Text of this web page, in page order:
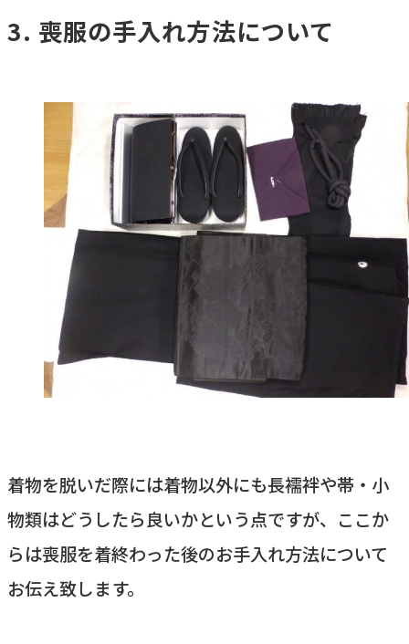
喪服の手入れ方法について
着物を脱いだ際には着物以外にも長襦袢や帯・小
物類はどうしたら良いかという点ですが、ここか
らは喪服を着終わった後のお手入れ方法について
お伝え致します。